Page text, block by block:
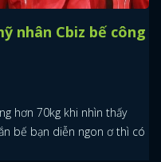
nhân Cbiz bế công
hơn 70kg khi nhìn thấy
bế bạn diễn ngon ơ thì có